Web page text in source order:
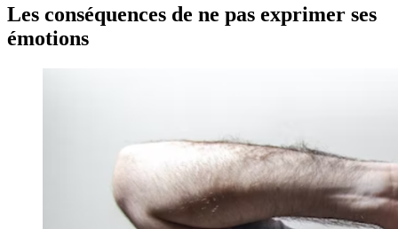
Les conséquences de ne pas exprimer ses
émotions